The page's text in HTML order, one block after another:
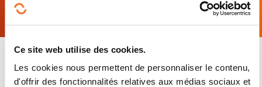
Ce site web utilise des cookies.
Les cookies nous permettent de personnaliser le contenu,
d'offrir des fonctionnalités relatives aux médias sociaux et
PRÉSENTATION DU MÉTIER